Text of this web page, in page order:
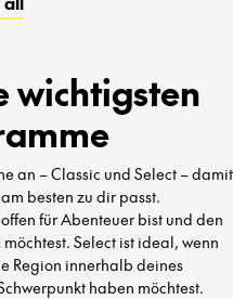
wichtigsten
an – Classic und Select – damit
besten zu dir passt.
für Abenteuer bist und den
Select ist ideal, wenn
Region innerhalb deines
haben möchtest.